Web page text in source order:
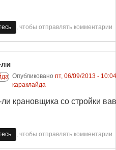
, чтобы отправлять комментарии
ли
Опубликовано пт, 06/09/2013 - 10:04
караклайда
крановщика со стройки
, чтобы отправлять комментарии